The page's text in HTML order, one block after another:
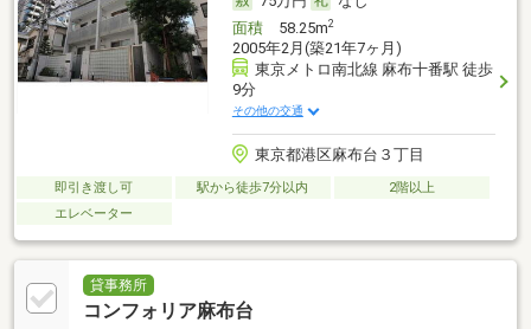
面積58.25m2
2005年2月(築21年7ヶ月)
東京メトロ南北線 麻布十番駅 徒歩
9分
その他の交通
東京都港区麻布台３丁目
即引き渡し可 駅から徒歩7分以内
2階以上
エレベーター
貸事務所
コンフォリア麻布台